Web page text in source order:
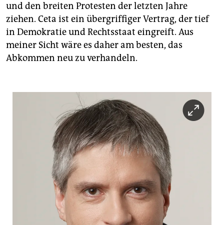
und den breiten Protesten der letzten Jahre
ziehen. Ceta ist ein übergriffiger Vertrag, der tief
in Demokratie und Rechtsstaat eingreift. Aus
meiner Sicht wäre es daher am besten, das
Abkommen neu zu verhandeln.